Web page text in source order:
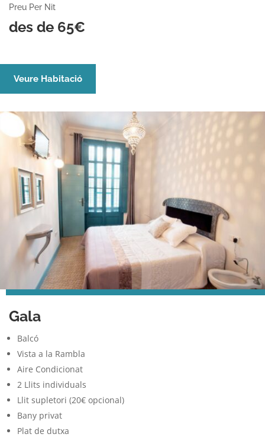
Preu Per Nit
des de 65€
Veure Habitació
Gala
Balcó
Vista a la Rambla
Aire Condicionat
2 Llits individuals
Llit supletori (20€ opcional)
Bany privat
Plat de dutxa